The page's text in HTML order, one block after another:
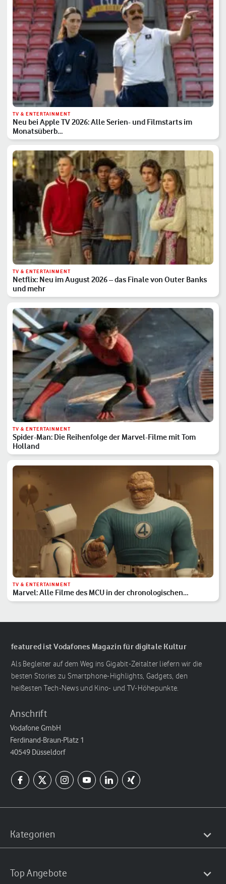
TV & ENTERTAINMENT
Neu bei Apple TV 2026: Alle Serien- und Filmstarts im
Monatsüberb…
TV & ENTERTAINMENT
Netflix: Neu im August 2026 – das Finale von Outer Banks
und mehr
TV & ENTERTAINMENT
Spider-Man: Die Reihenfolge der Marvel-Filme mit Tom
Holland
TV & ENTERTAINMENT
Marvel: Alle Filme des MCU in der chronologischen
Reihenfolge
featured ist Vodafones Magazin für digitale Kultur
Als Begleiter auf dem Weg ins Gigabit-Zeitalter liefern wir die
besten Stories zu Smartphone-Highlights, Gadgets, den
heißesten Tech-News und Kino- und TV-Höhepunkte.
Anschrift
Vodafone GmbH
Ferdinand-Braun-Platz 1
40549 Düsseldorf
Kategorien
Top Angebote